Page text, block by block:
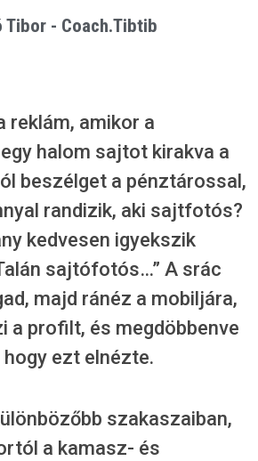
Tibor - Coach.Tibtib
reklám, amikor a
halom sajtot kirakva a
beszélget a pénztárossal,
randizik, aki sajtfotós?
kedvesen igyekszik
sajtófotós…” A srác
majd ránéz a mobiljára,
a profilt, és megdöbbenve
ezt elnézte.
szakaszaiban,
a kamasz- és